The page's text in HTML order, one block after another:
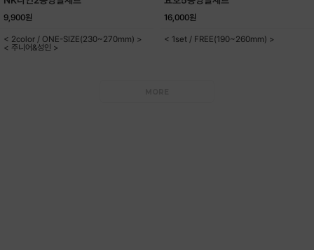
9,900원
< 2color / ONE-SIZE(230~270mm) >
< 주니어&성인 >
16,000원
< 1set / FREE(190~260mm) >